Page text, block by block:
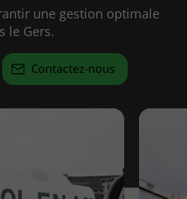
une gestion optimale
le Gers.
Contactez-nous